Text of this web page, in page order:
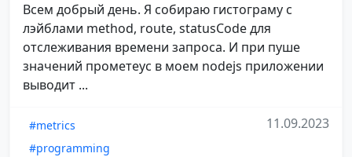
Всем добрый день. Я собираю гистограму с
лэйблами method, route, statusCode для
отслеживания времени запроса. И при пуше
значений прометеус в моем nodejs приложении
выводит ...
#metrics
#programming
11.09.2023